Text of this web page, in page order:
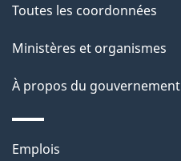
a
g
e
Toutes les coordonnées
Ministères et organismes
À propos du gouvernement
Thèmes
Emplois